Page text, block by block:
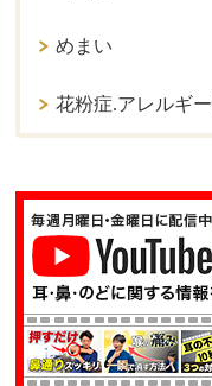
めまい
花粉症.アレルギ